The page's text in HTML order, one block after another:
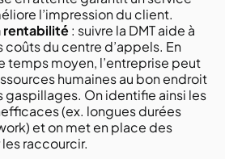
l’impression du client.
rentabilité: suivre la DMT aide à
coûts du centre d’appels. En
temps moyen, l’entreprise peut
humaines au bon endroit
gaspillages. On identifie ainsi les
(ex. longues durées
et on met en place des
raccourcir.